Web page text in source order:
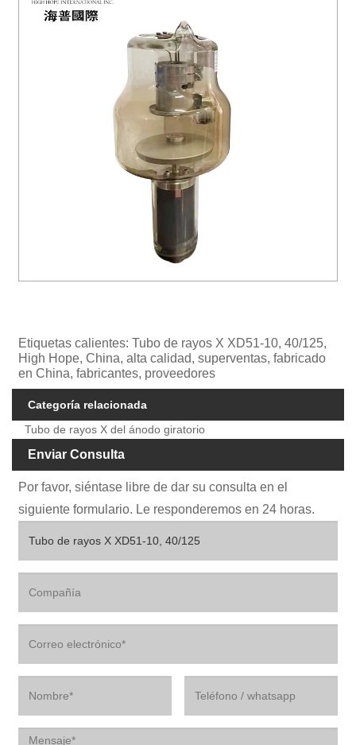
Etiquetas calientes: Tubo de rayos X XD51-10, 40/125,
High Hope, China, alta calidad, superventas, fabricado
en China, fabricantes, proveedores
Categoría relacionada
Tubo de rayos X del ánodo giratorio
Enviar Consulta
Por favor, siéntase libre de dar su consulta en el
siguiente formulario. Le responderemos en 24 horas.